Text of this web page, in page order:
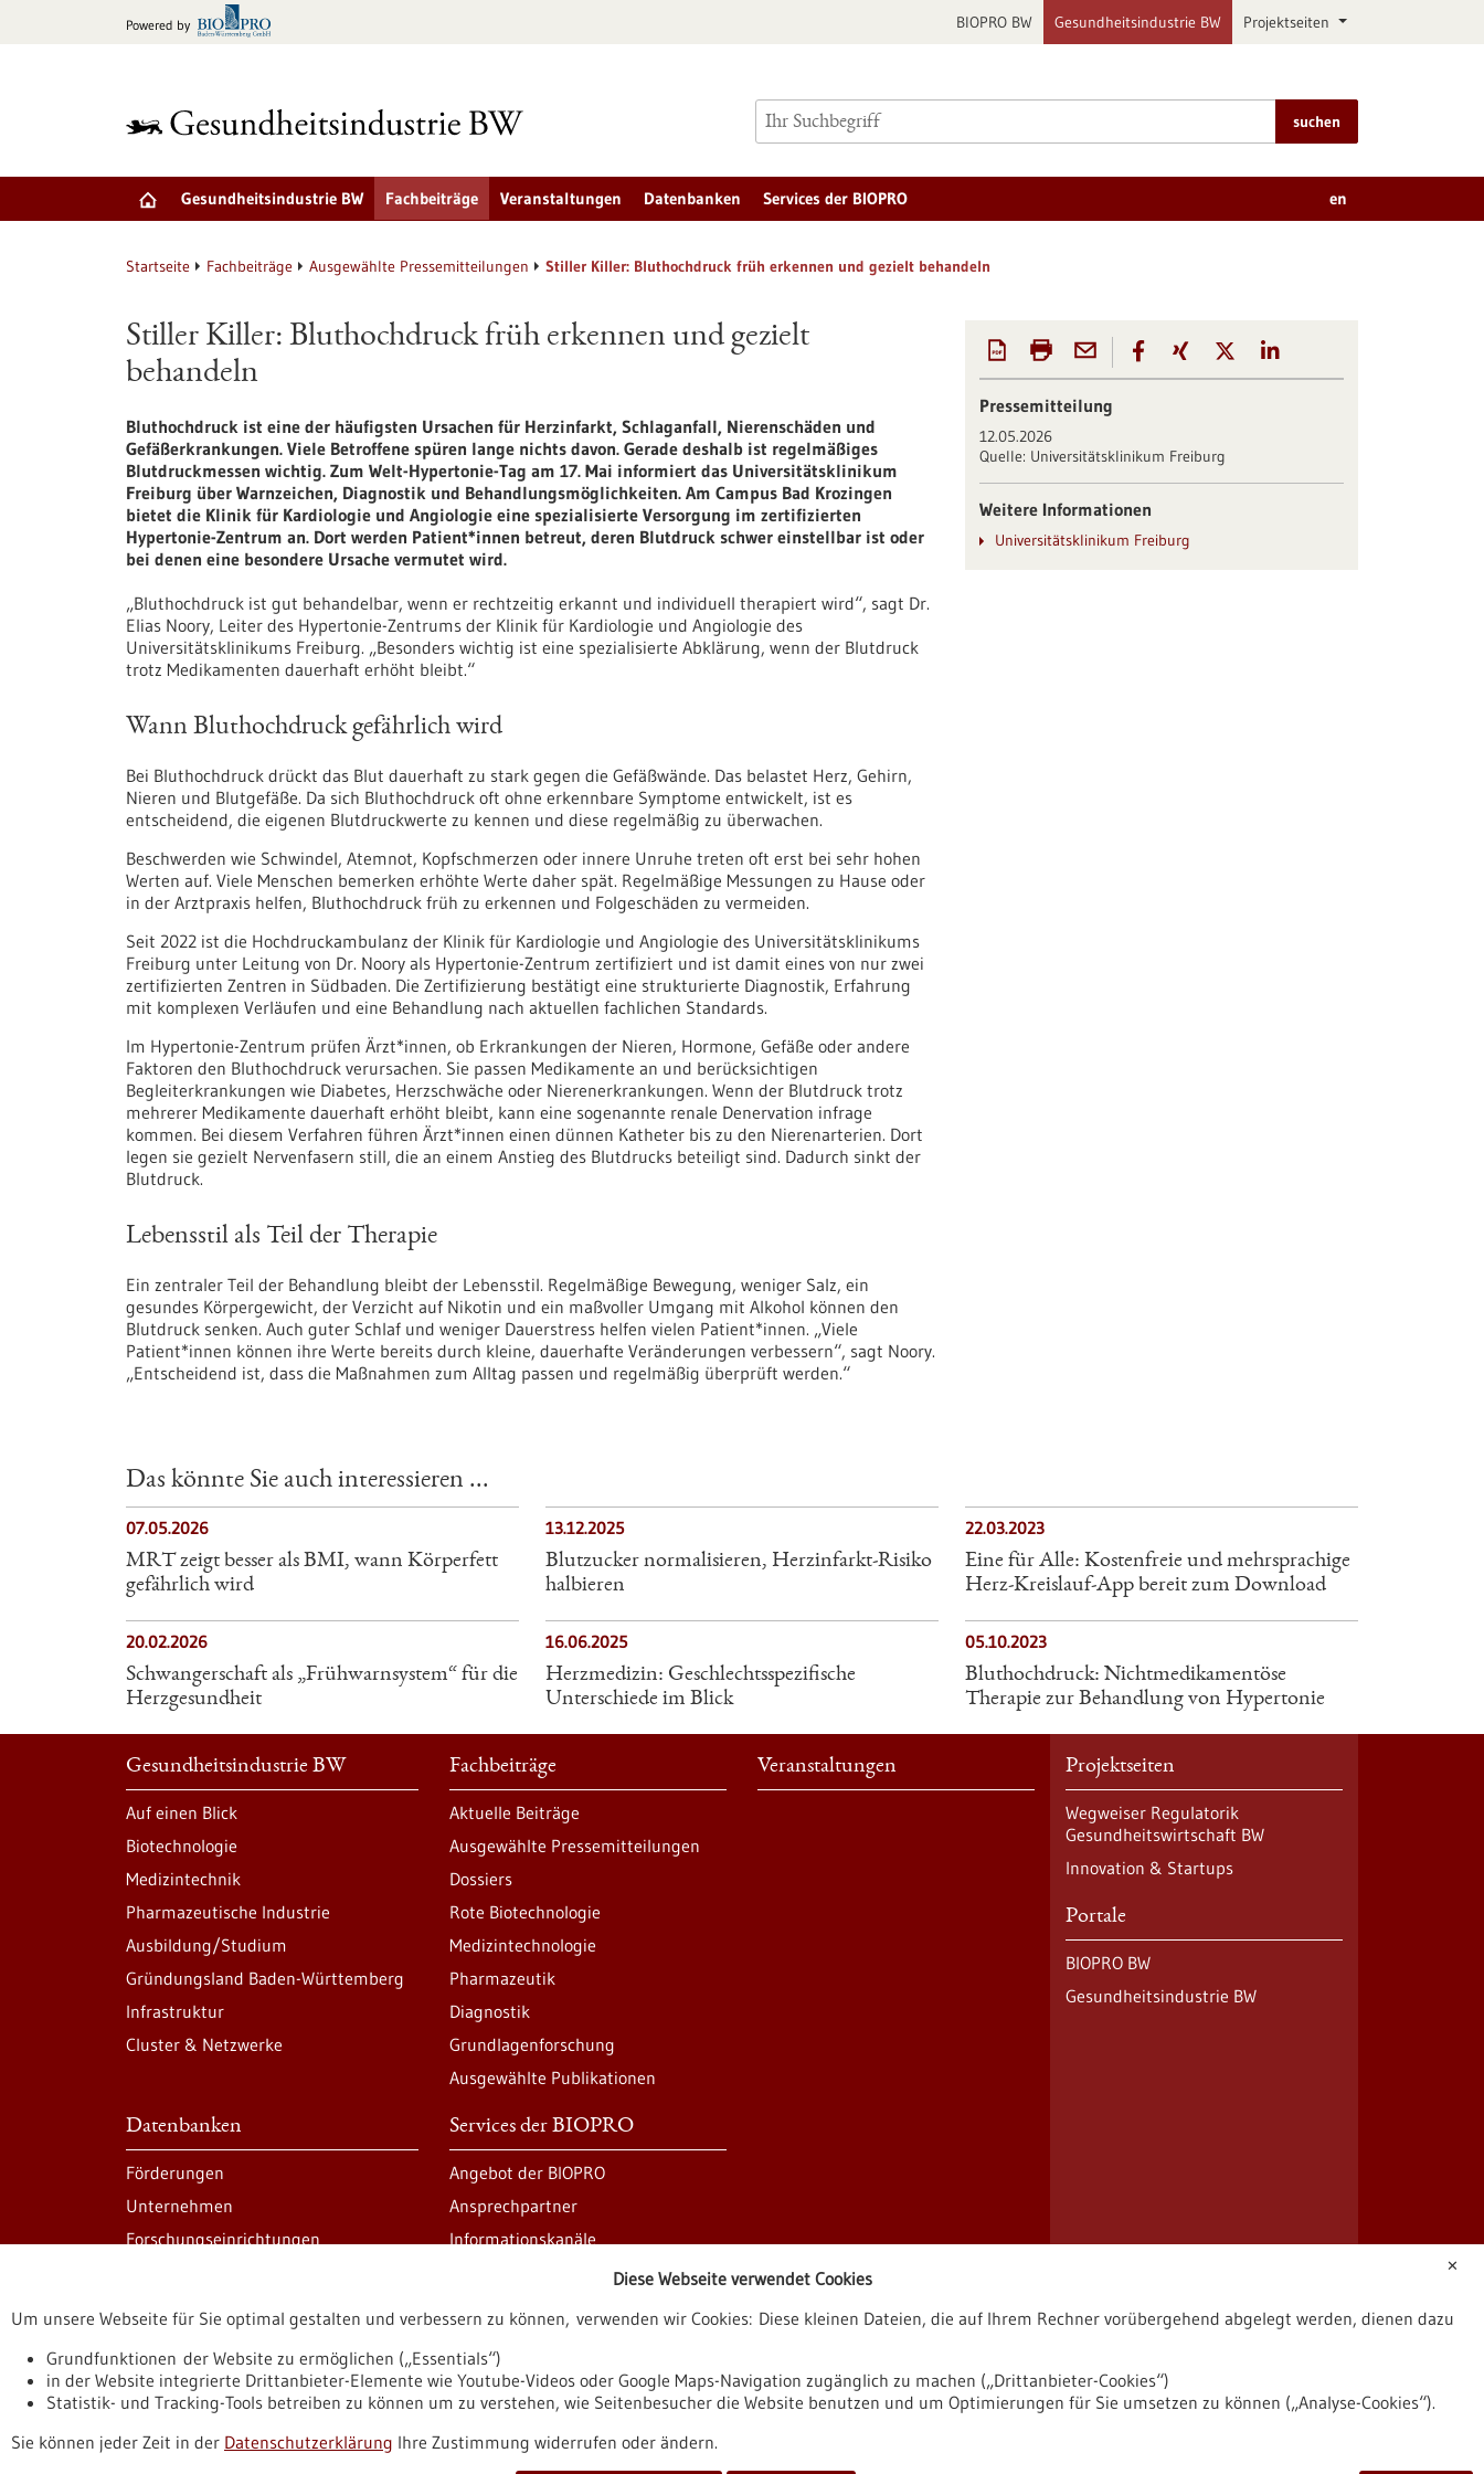
Powered by BIOPRO BW Gesundheitsindustrie BW Projektseiten
suchen
Gesundheitsindustrie BW Fachbeiträge Veranstaltungen Datenbanken Services der BIOPRO en
Startseite Fachbeiträge Ausgewählte Pressemitteilungen Stiller Killer: Bluthochdruck früh erkennen und gezielt behandeln
Stiller Killer: Bluthochdruck früh erkennen und gezielt
behandeln
Bluthochdruck ist eine der häufigsten Ursachen für Herzinfarkt, Schlaganfall, Nierenschäden und
Gefäßerkrankungen. Viele Betroffene spüren lange nichts davon. Gerade deshalb ist regelmäßiges
Blutdruckmessen wichtig. Zum Welt-Hypertonie-Tag am 17. Mai informiert das Universitätsklinikum
Freiburg über Warnzeichen, Diagnostik und Behandlungsmöglichkeiten. Am Campus Bad Krozingen
bietet die Klinik für Kardiologie und Angiologie eine spezialisierte Versorgung im zertifizierten
Hypertonie-Zentrum an. Dort werden Patient*innen betreut, deren Blutdruck schwer einstellbar ist oder
bei denen eine besondere Ursache vermutet wird.
„Bluthochdruck ist gut behandelbar, wenn er rechtzeitig erkannt und individuell therapiert wird“, sagt Dr.
Elias Noory, Leiter des Hypertonie-Zentrums der Klinik für Kardiologie und Angiologie des
Universitätsklinikums Freiburg. „Besonders wichtig ist eine spezialisierte Abklärung, wenn der Blutdruck
trotz Medikamenten dauerhaft erhöht bleibt.“
Wann Bluthochdruck gefährlich wird
Bei Bluthochdruck drückt das Blut dauerhaft zu stark gegen die Gefäßwände. Das belastet Herz, Gehirn,
Nieren und Blutgefäße. Da sich Bluthochdruck oft ohne erkennbare Symptome entwickelt, ist es
entscheidend, die eigenen Blutdruckwerte zu kennen und diese regelmäßig zu überwachen.
Beschwerden wie Schwindel, Atemnot, Kopfschmerzen oder innere Unruhe treten oft erst bei sehr hohen
Werten auf. Viele Menschen bemerken erhöhte Werte daher spät. Regelmäßige Messungen zu Hause oder
in der Arztpraxis helfen, Bluthochdruck früh zu erkennen und Folgeschäden zu vermeiden.
Seit 2022 ist die Hochdruckambulanz der Klinik für Kardiologie und Angiologie des Universitätsklinikums
Freiburg unter Leitung von Dr. Noory als Hypertonie-Zentrum zertifiziert und ist damit eines von nur zwei
zertifizierten Zentren in Südbaden. Die Zertifizierung bestätigt eine strukturierte Diagnostik, Erfahrung
mit komplexen Verläufen und eine Behandlung nach aktuellen fachlichen Standards.
Im Hypertonie-Zentrum prüfen Ärzt*innen, ob Erkrankungen der Nieren, Hormone, Gefäße oder andere
Faktoren den Bluthochdruck verursachen. Sie passen Medikamente an und berücksichtigen
Begleiterkrankungen wie Diabetes, Herzschwäche oder Nierenerkrankungen. Wenn der Blutdruck trotz
mehrerer Medikamente dauerhaft erhöht bleibt, kann eine sogenannte renale Denervation infrage
kommen. Bei diesem Verfahren führen Ärzt*innen einen dünnen Katheter bis zu den Nierenarterien. Dort
legen sie gezielt Nervenfasern still, die an einem Anstieg des Blutdrucks beteiligt sind. Dadurch sinkt der
Blutdruck.
Lebensstil als Teil der Therapie
Ein zentraler Teil der Behandlung bleibt der Lebensstil. Regelmäßige Bewegung, weniger Salz, ein
gesundes Körpergewicht, der Verzicht auf Nikotin und ein maßvoller Umgang mit Alkohol können den
Blutdruck senken. Auch guter Schlaf und weniger Dauerstress helfen vielen Patient*innen. „Viele
Patient*innen können ihre Werte bereits durch kleine, dauerhafte Veränderungen verbessern“, sagt Noory.
„Entscheidend ist, dass die Maßnahmen zum Alltag passen und regelmäßig überprüft werden.“
Pressemitteilung
12.05.2026
Quelle: Universitätsklinikum Freiburg
Weitere Informationen
Universitätsklinikum Freiburg
Das könnte Sie auch interessieren ...
07.05.2026
MRT zeigt besser als BMI, wann Körperfett
gefährlich wird
20.02.2026
Schwangerschaft als „Frühwarnsystem“ für die
Herzgesundheit
13.12.2025
Blutzucker normalisieren, Herzinfarkt-Risiko
halbieren
16.06.2025
Herzmedizin: Geschlechtsspezifische
Unterschiede im Blick
22.03.2023
Eine für Alle: Kostenfreie und mehrsprachige
Herz-Kreislauf-App bereit zum Download
05.10.2023
Bluthochdruck: Nichtmedikamentöse
Therapie zur Behandlung von Hypertonie
Gesundheitsindustrie BW
Auf einen Blick
Biotechnologie
Medizintechnik
Pharmazeutische Industrie
Ausbildung/Studium
Gründungsland Baden-Württemberg
Infrastruktur
Cluster & Netzwerke
Fachbeiträge
Aktuelle Beiträge
Ausgewählte Pressemitteilungen
Dossiers
Rote Biotechnologie
Medizintechnologie
Pharmazeutik
Diagnostik
Grundlagenforschung
Ausgewählte Publikationen
Veranstaltungen
Datenbanken
Förderungen
Unternehmen
Forschungseinrichtungen
Services der BIOPRO
Angebot der BIOPRO
Ansprechpartner
Informationskanäle
Projektseiten
Wegweiser Regulatorik
Gesundheitswirtschaft BW
Innovation & Startups
Portale
BIOPRO BW
Gesundheitsindustrie BW
Informiert bleiben Newsletter abonnieren
✕
Diese Webseite verwendet Cookies
Um unsere Webseite für Sie optimal gestalten und verbessern zu können, verwenden wir Cookies: Diese kleinen Dateien, die auf Ihrem Rechner vorübergehend abgelegt werden, dienen dazu
Grundfunktionen der Website zu ermöglichen („Essentials“)
in der Website integrierte Drittanbieter-Elemente wie Youtube-Videos oder Google Maps-Navigation zugänglich zu machen („Drittanbieter-Cookies“)
Statistik- und Tracking-Tools betreiben zu können um zu verstehen, wie Seitenbesucher die Website benutzen und um Optimierungen für Sie umsetzen zu können („Analyse-Cookies“).
Sie können jeder Zeit in der Datenschutzerklärung Ihre Zustimmung widerrufen oder ändern.